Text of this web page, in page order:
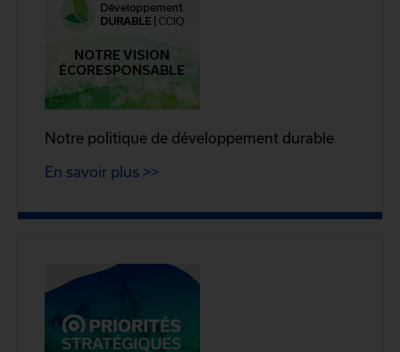
Notre politique de développement durable
En savoir plus >>